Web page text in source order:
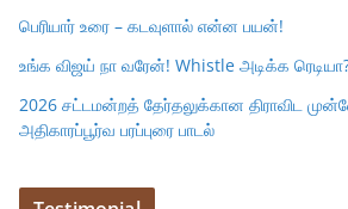
பெரியார் உரை – கடவுளால் என்ன பயன்!
உங்க விஜய் நா வரேன்! Whistle அடிக்க
2026 சட்டமன்றத் தேர்தலுக்கான திராவிட
அதிகாரப்பூர்வ பரப்புரை பாடல்